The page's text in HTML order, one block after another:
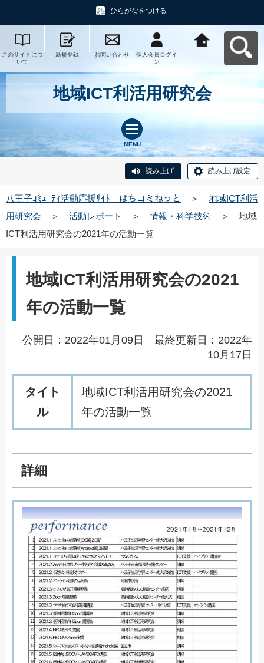
ひらがなをつける
このサイトにつ
いて
新規登録 お問い合わせ
個人会員ログイ
ン
地域ICT利活用研究会
MENU
読み上げ 読み上げ設定
八王子ｺﾐｭﾆﾃｨ活動応援ｻｲﾄ はちコミねっと ＞
地域ICT利活
用研究会
＞ 活動レポート ＞ 情報・科学技術 ＞
地域
ICT利活用研究会の2021年の活動一覧
地域ICT利活用研究会の2021
年の活動一覧
公開日：2022年01月09日 最終更新日：2022年
10月17日
タイト
ル
地域ICT利 活用研究会の2021
年の活動一覧
詳細